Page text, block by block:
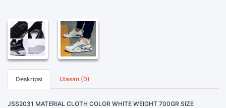
Deskripsi Ulasan (0)
JSS2031 MATERIAL CLOTH COLOR WHITE WEIGHT 700GR SIZE